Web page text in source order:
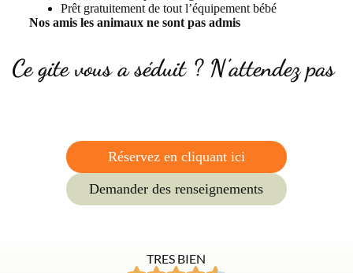
Prêt gratuitement de tout l’équipement bébé
Nos amis les animaux ne sont pas admis
Ce gite vous a séduit ? N’attendez pas
Réservez en cliquant ici
Demander des renseignements
TRES BIEN